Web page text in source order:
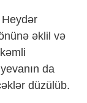
əklil və
da
düzülüb.